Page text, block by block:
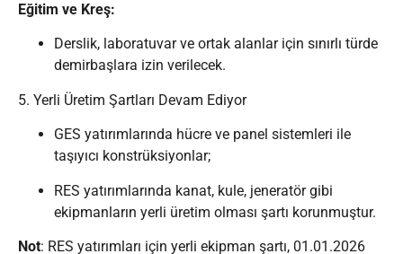
Eğitim ve Kreş:
Derslik, laboratuvar ve ortak alanlar için sınırlı türde
demirbaşlara izin verilecek.
5. Yerli Üretim Şartları Devam Ediyor
GES yatırımlarında hücre ve panel sistemleri ile
taşıyıcı konstrüksiyonlar;
RES yatırımlarında kanat, kule, jeneratör gibi
ekipmanların yerli üretim olması şartı korunmuştur.
Not: RES yatırımları için yerli ekipman şartı, 01.01.2026